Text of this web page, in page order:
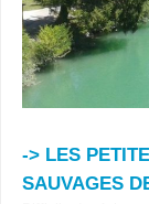
-> LES
SAUVAGES